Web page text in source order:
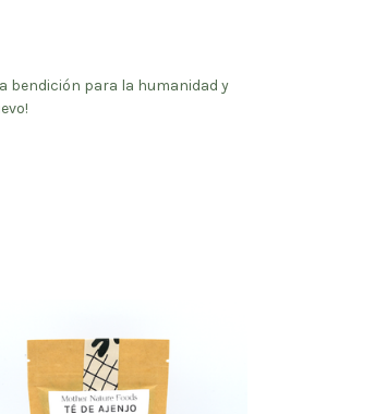
bendición para la humanidad y